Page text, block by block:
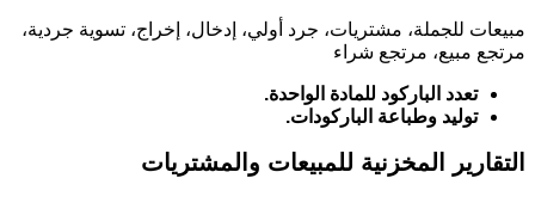
مبيعات للجملة، مشتريات، جرد أولي، إدخال، إخراج، تسوية جردية،
مرتجع مبيع، مرتجع شراء
تعدد الباركود للمادة الواحدة.
توليد وطباعة الباركودات.
التقارير المخزنية للمبيعات والمشتريات